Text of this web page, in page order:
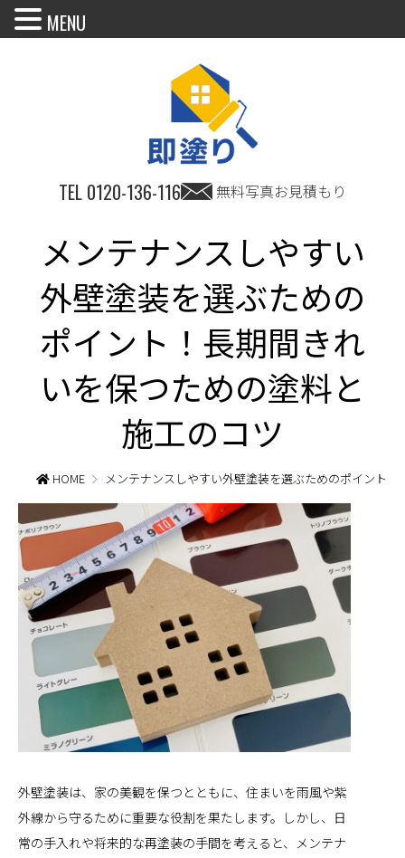
TEL 0120-136-116 無料写真お見積もり
メンテナンスしやすい
外壁塗装を選ぶための
ポイント！長期間きれ
いを保つための塗料と
施工のコツ
HOME メンテナンスしやすい外壁塗装を選ぶためのポイント
外壁塗装は、家の美観を保つとともに、住まいを雨風や紫
外線から守るために重要な役割を果たします。しかし、日
常の手入れや将来的な再塗装の手間を考えると、メンテナ
MENU